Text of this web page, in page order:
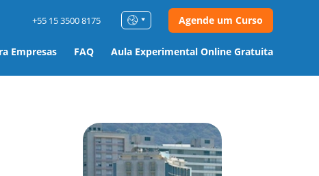
Empresas FAQ Aula Experimental Online Gratuita
+55 15 3500 8175 Agende um Curso